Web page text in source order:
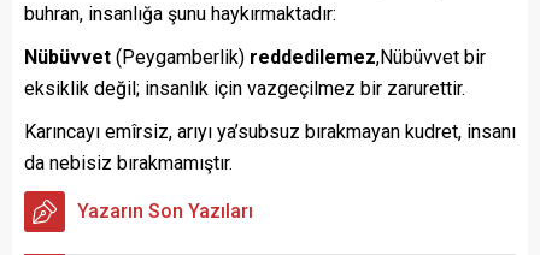
buhran, insanlığa şunu haykırmaktadır:
Nübüvvet (Peygamberlik) reddedilemez,Nübüvvet bir
eksiklik değil; insanlık için vazgeçilmez bir zarurettir.
Karıncayı emîrsiz, arıyı ya’subsuz bırakmayan kudret, insanı
da nebisiz bırakmamıştır.
Yazarın Son Yazıları